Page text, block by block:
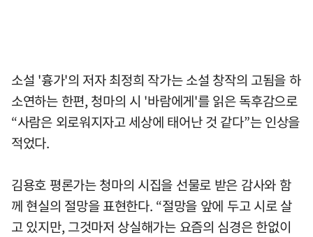
소설 '흉가'의 저자 최정희 작가는 소설 창작의 고됨을 하
소연하는 한편, 청마의 시 '바람에게'를 읽은 독후감으로
“사람은 외로워지자고 세상에 태어난 것 같다”는 인상을
적었다.
김용호 평론가는 청마의 시집을 선물로 받은 감사와 함
께 현실의 절망을 표현한다. “절망을 앞에 두고 시로 살
고 있지만, 그것마저 상실해가는 요즘의 심경은 한없이